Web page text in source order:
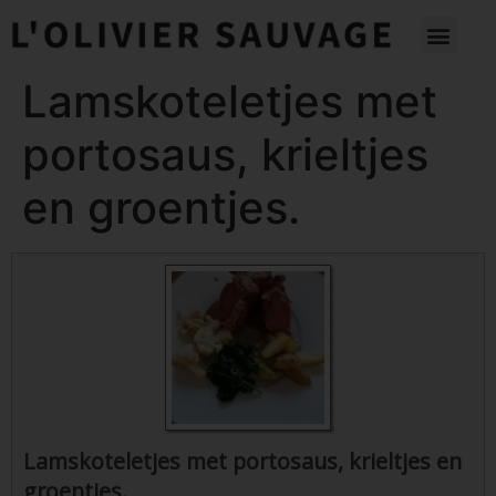
Lamskoteletjes met
portosaus, krieltjes
en groentjes.
Lamskoteletjes met portosaus, krieltjes en